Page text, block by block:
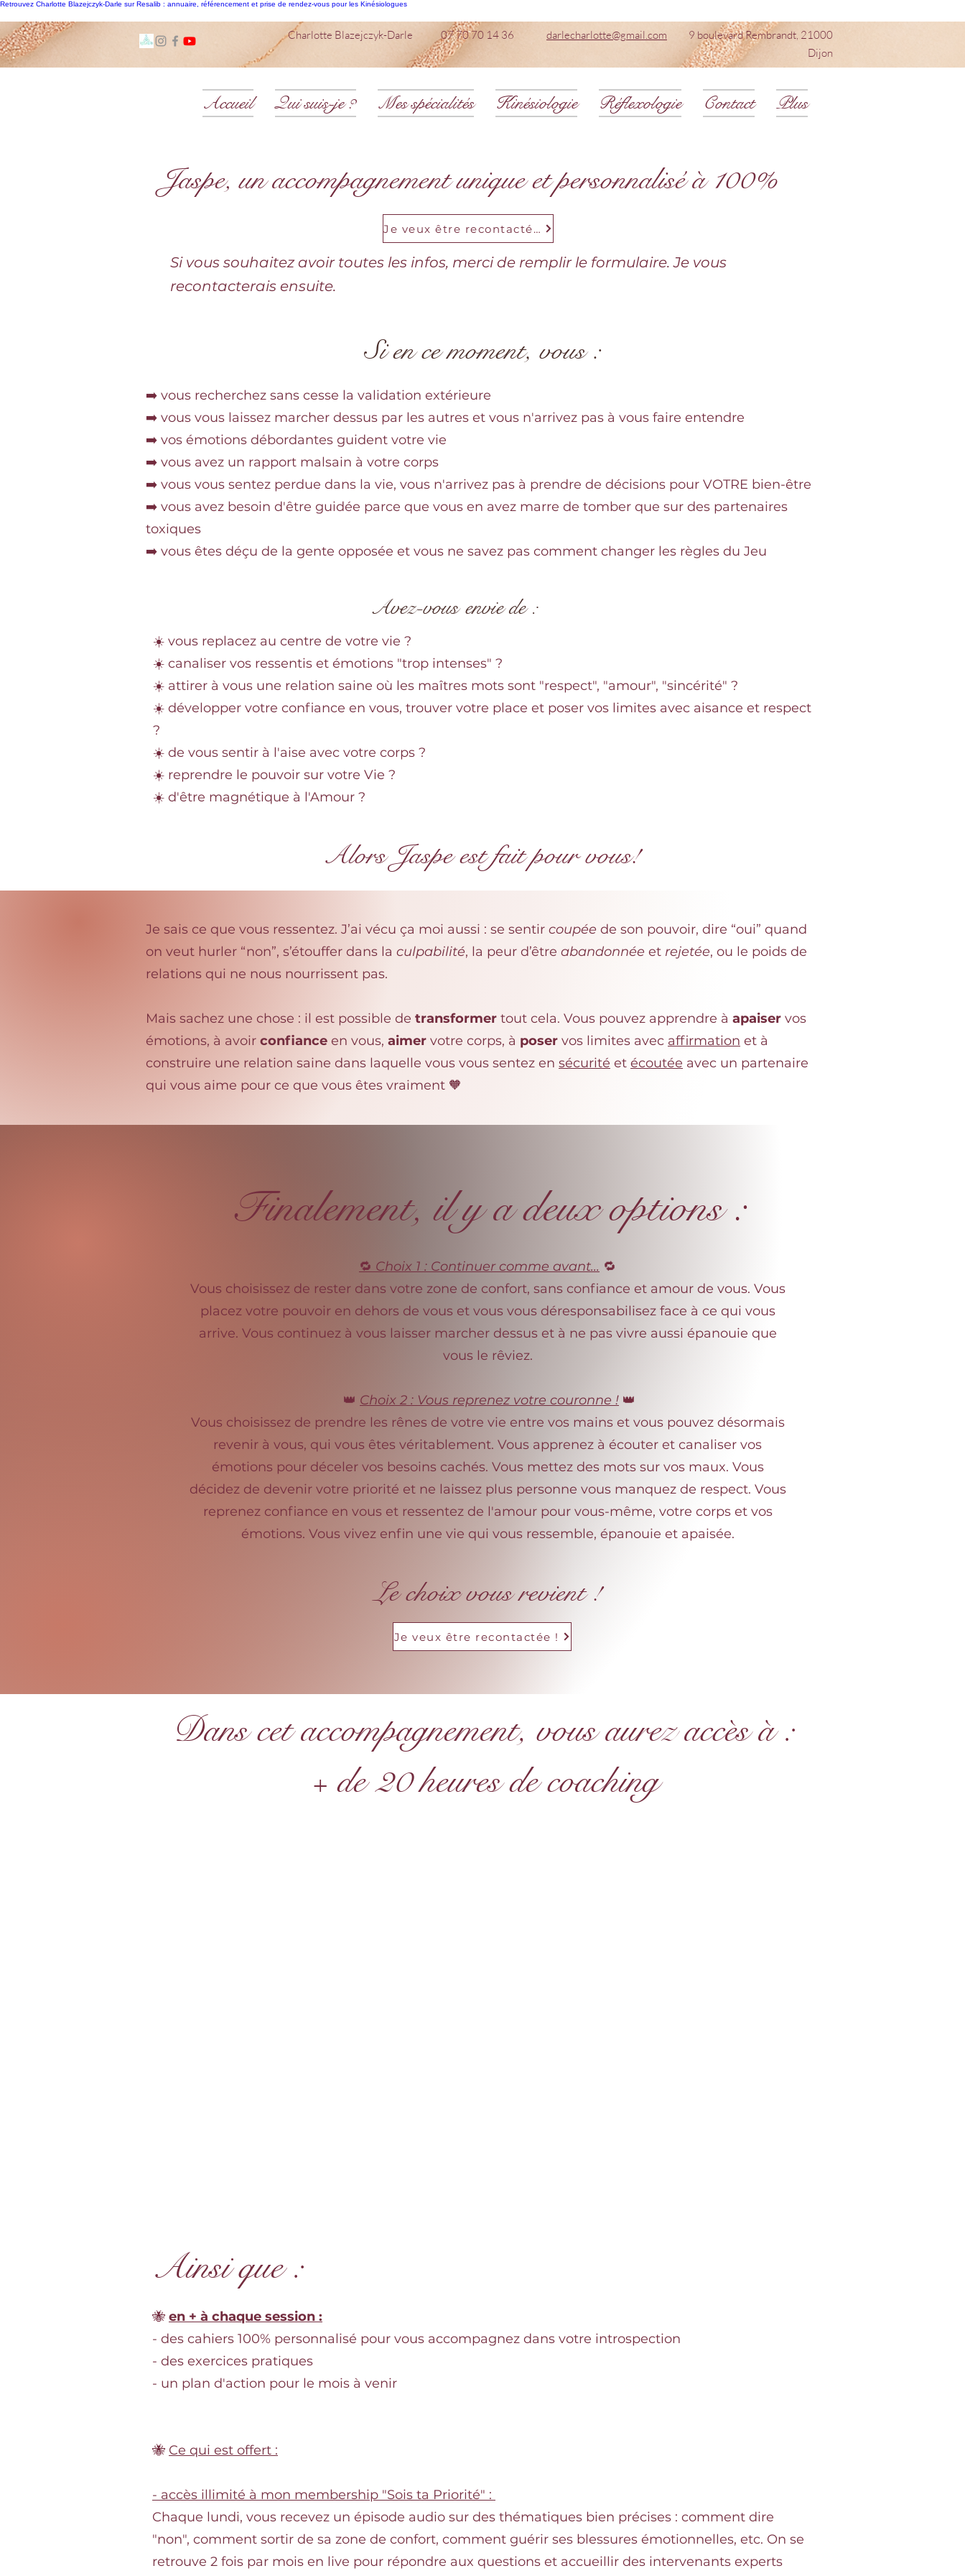
Retrouvez Charlotte Blazejczyk-Darle sur Resalib : annuaire, référencement et prise de rendez-vous pour les Kinésiologues
Charlotte Blazejczyk-Darle 07 70 70 14 36 darlecharlotte@gmail.com
9 boulevard Rembrandt, 21000
Dijon
Accueil Qui suis-je ? Mes spécialités Kinésiologie Réflexologie Contact Plus
Jaspe, un accompagnement unique et personnalisé à 100%
Je veux être recontactée !
Si vous souhaitez avoir toutes les infos, merci de remplir le formulaire. Je vous
recontacterais ensuite.
Si en ce moment, vous :
➡️ vous recherchez sans cesse la validation extérieure
➡️ vous vous laissez marcher dessus par les autres et vous n'arrivez pas à vous faire entendre
➡️ vos émotions débordantes guident votre vie
➡️ vous avez un rapport malsain à votre corps
➡️ vous vous sentez perdue dans la vie, vous n'arrivez pas à prendre de décisions pour VOTRE bien-être
➡️ vous avez besoin d'être guidée parce que vous en avez marre de tomber que sur des partenaires
toxiques
➡️ vous êtes déçu de la gente opposée et vous ne savez pas comment changer les règles du Jeu
Avez-vous envie de :
☀️ vous replacez au centre de votre vie ?
☀️ canaliser vos ressentis et émotions "trop intenses" ?
☀️ attirer à vous une relation saine où les maîtres mots sont "respect", "amour", "sincérité" ?
☀️ développer votre confiance en vous, trouver votre place et poser vos limites avec aisance et respect
?
☀️ de vous sentir à l'aise avec votre corps ?
☀️ reprendre le pouvoir sur votre Vie ?
☀️ d'être magnétique à l'Amour ?
Alors Jaspe est fait pour vous!
Je sais ce que vous ressentez. J’ai vécu ça moi aussi : se sentir coupée de son pouvoir, dire “oui” quand
on veut hurler “non”, s’étouffer dans la culpabilité, la peur d’être abandonnée et rejetée, ou le poids de
relations qui ne nous nourrissent pas.
Mais sachez une chose : il est possible de transformer tout cela. Vous pouvez apprendre à apaiser vos
émotions, à avoir confiance en vous, aimer votre corps, à poser vos limites avec affirmation et à
construire une relation saine dans laquelle vous vous sentez en sécurité et écoutée avec un partenaire
qui vous aime pour ce que vous êtes vraiment 🧡
Finalement, il y a deux options :
🔁 Choix 1 : Continuer comme avant... 🔁
Vous choisissez de rester dans votre zone de confort, sans confiance et amour de vous. Vous
placez votre pouvoir en dehors de vous et vous vous déresponsabilisez face à ce qui vous
arrive. Vous continuez à vous laisser marcher dessus et à ne pas vivre aussi épanouie que
vous le rêviez.
👑 Choix 2 : Vous reprenez votre couronne ! 👑
Vous choisissez de prendre les rênes de votre vie entre vos mains et vous pouvez désormais
revenir à vous, qui vous êtes véritablement. Vous apprenez à écouter et canaliser vos
émotions pour déceler vos besoins cachés. Vous mettez des mots sur vos maux. Vous
décidez de devenir votre priorité et ne laissez plus personne vous manquez de respect. Vous
reprenez confiance en vous et ressentez de l'amour pour vous-même, votre corps et vos
émotions. Vous vivez enfin une vie qui vous ressemble, épanouie et apaisée.
Le choix vous revient !
Je veux être recontactée !
Dans cet accompagnement, vous aurez accès à :
+ de 20 heures de coaching
Ainsi que :
🐝 en + à chaque session :
- des cahiers 100% personnalisé pour vous accompagnez dans votre introspection
- des exercices pratiques
- un plan d'action pour le mois à venir
🐝 Ce qui est offert :
- accès illimité à mon membership "Sois ta Priorité" :
Chaque lundi, vous recevez un épisode audio sur des thématiques bien précises : comment dire
"non", comment sortir de sa zone de confort, comment guérir ses blessures émotionnelles, etc. On se
retrouve 2 fois par mois en live pour répondre aux questions et accueillir des intervenants experts